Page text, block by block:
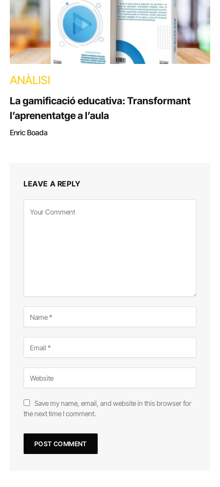
ANÀLISI
La gamificació educativa: Transformant
l’aprenentatge a l’aula
Enric Boada
LEAVE A REPLY
Save my name, email, and website in this browser for
the next time I comment.